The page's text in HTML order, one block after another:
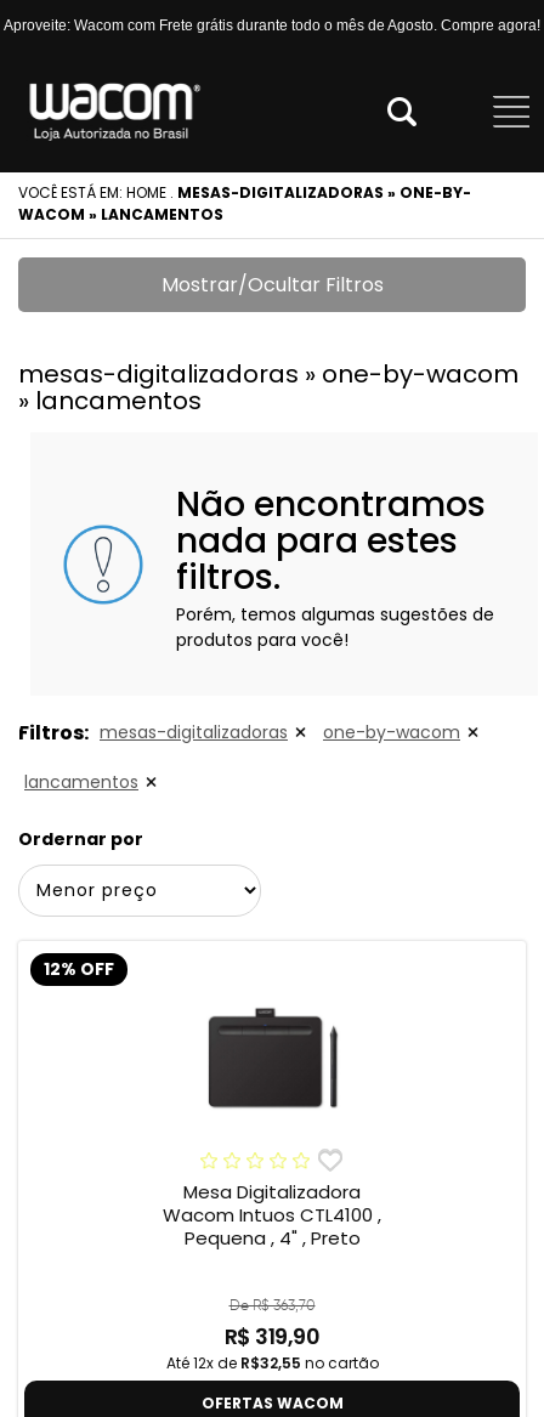
Aproveite: Wacom com Frete grátis durante todo o mês de Agosto. Compre agora!
VOCÊ ESTÁ EM: HOME . MESAS-DIGITALIZADORAS » ONE-BY-
WACOM » LANCAMENTOS
Mostrar/Ocultar Filtros
mesas-digitalizadoras » one-by-wacom
» lancamentos
Não encontramos
nada para estes
filtros.
Porém, temos algumas sugestões de
produtos para você!
Filtros: mesas-digitalizadoras one-by-wacom
lancamentos
Ordernar por
12% OFF
Mesa Digitalizadora
Wacom Intuos CTL4100 ,
Pequena , 4" , Preto
De R$ 363,70
R$ 319,90
Até 12x de R$32,55 no cartão
OFERTAS WACOM